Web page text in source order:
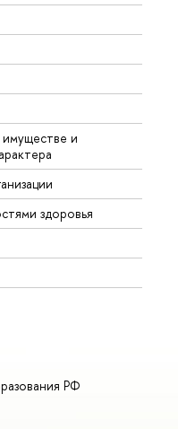
и
здоровья
РФ